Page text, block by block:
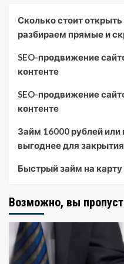
Сколько стоит
разбираем прямые и
SEO-продвижение
контенте
SEO-продвижение
контенте
Займ 16000 рублей или
выгоднее для
Быстрый займ на карту
Возможно, вы